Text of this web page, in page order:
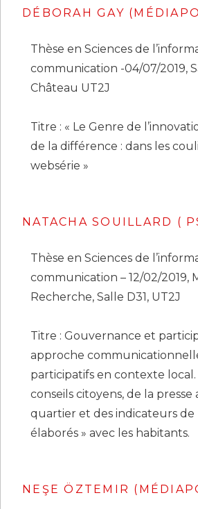
DÉBORAH GAY
Thèse en Sciences de
communication -04/07/2019,
Château UT2J
Titre : « Le Genre de
de la différence : dans les
websérie »
NATACHA SOUILLARD (
Thèse en Sciences de
communication – 12/02/2019,
Recherche, Salle D31, UT2J
Titre : Gouvernance et
approche
participatifs en contexte local.
conseils citoyens, de la presse
quartier et des indicateurs de
élaborés » avec les habitants.
NEŞE ÖZTEMIR